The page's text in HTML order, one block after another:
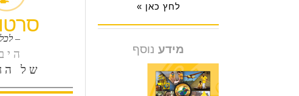
–
של
לחץ כאן »
מידע נוסף